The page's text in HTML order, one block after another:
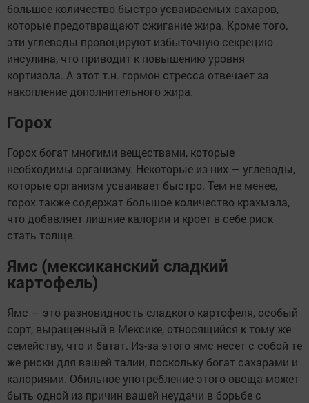
большое количество быстро усваиваемых сахаров,
которые предотвращают сжигание жира. Кроме того,
эти углеводы провоцируют избыточную секрецию
инсулина, что приводит к повышению уровня
кортизола. А этот т.н. гормон стресса отвечает за
накопление дополнительного жира.
Горох
Горох богат многими веществами, которые
необходимы организму. Некоторые из них — углеводы,
которые организм усваивает быстро. Тем не менее,
горох также содержат большое количество крахмала,
что добавляет лишние калории и кроет в себе риск
стать толще.
Ямс (мексиканский сладкий
картофель)
Ямс — это разновидность сладкого картофеля, особый
сорт, выращенный в Мексике, относящийся к тому же
семейству, что и батат. Из-за этого ямс несет с собой те
же риски для вашей талии, поскольку богат сахарами и
калориями. Обильное употребление этого овоща может
быть одной из причин вашей неудачи в борьбе с